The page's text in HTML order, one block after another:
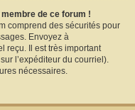
de ce forum !
comprend des sécurités pour
Envoyez à
reçu. Il est très important
l’expéditeur du courriel).
nécessaires.